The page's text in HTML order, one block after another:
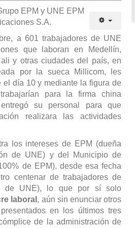
EPM y UNE EPM
S.A.
a 601 trabajadores de UNE
que laboran en Medellín,
y otras ciudades del país, en
por la sueca Millicom, les
el día 10 y mediante la figura de
para la firma china
su personal para que
realizara las actividades
los intereses de EPM (dueña
de UNE) y del Municipio de
de EPM), desde esa fecha
centenar de trabajadores de
de UNE), lo que por sí solo
laboral , aún sin enunciar otros
en los últimos tres
de la administración de